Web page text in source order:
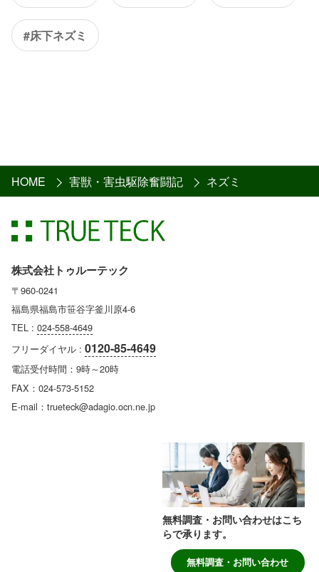
#床下ネズミ
HOME 害獣・害虫駆除奮闘記 ネズミ
株式会社トゥルーテック
〒960-0241
福島県福島市笹谷字釜川原4-6
TEL : 024-558-4649
フリーダイヤル : 0120-85-4649
電話受付時間：9時～20時
FAX：024-573-5152
E-mail：trueteck@adagio.ocn.ne.jp
無料調査・お問い合わせはこち
らで承ります。
無料調査・お問い合わせ